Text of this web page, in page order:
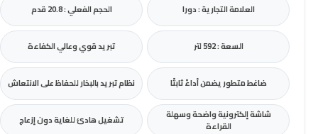
العلامة التجارية : دورا الحجم الفعلي : 20.8 قدم
السعة : 592 لتر تبريد قوي وعالي الكفاءة
ضاغط متطور يضمن أداءً ثابتًا نظام تبريد بالبخار للحفاظ على الانتعاش
شاشة إلكترونية واضحة وسهلة
القراءة
تشغيل هادئ للغاية دون إزعاج